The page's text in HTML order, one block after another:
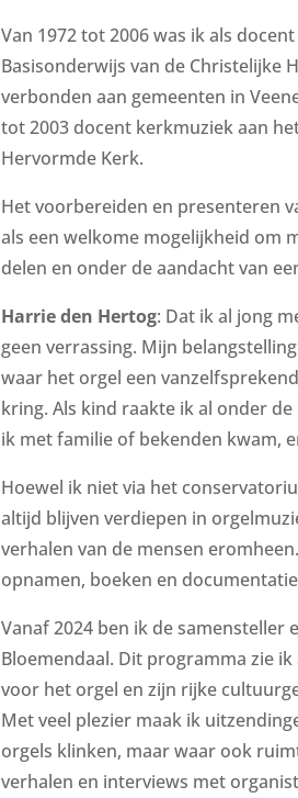
Van 1972 tot 2006 was ik als
Basisonderwijs van de Christelijke
verbonden aan gemeenten in
tot 2003 docent kerkmuziek aan
Hervormde Kerk.
Het voorbereiden en presenteren
als een welkome mogelijkheid om
delen en onder de aandacht van
Harrie den Hertog: Dat ik al jong
geen verrassing. Mijn
waar het orgel een
kring. Als kind raakte ik al onder
ik met familie of bekenden kwam,
Hoewel ik niet via het
altijd blijven verdiepen in
verhalen van de mensen
opnamen, boeken en
Vanaf 2024 ben ik de
Bloemendaal. Dit programma zie
voor het orgel en zijn rijke
Met veel plezier maak ik
orgels klinken, maar waar ook
verhalen en interviews met